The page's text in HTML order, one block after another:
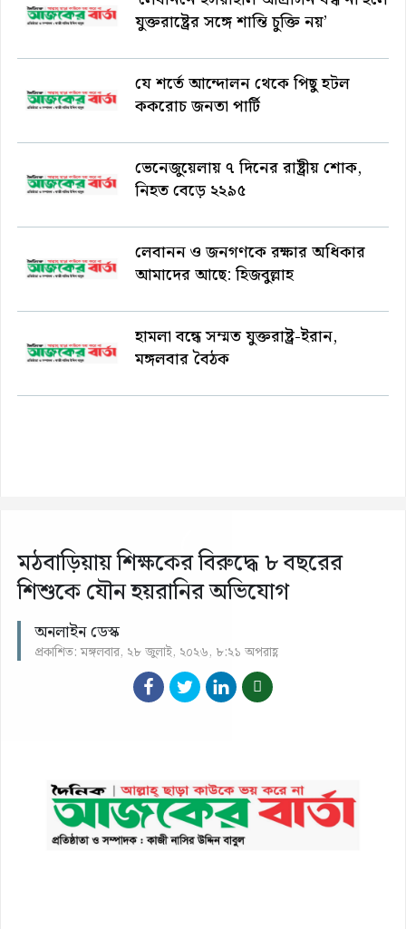
যুক্তরাষ্ট্রের সঙ্গে শান্তি চুক্তি নয়’
যে শর্তে আন্দোলন থেকে পিছু হটল
ককরোচ জনতা পার্টি
ভেনেজুয়েলায় ৭ দিনের রাষ্ট্রীয় শোক,
নিহত বেড়ে ২২৯৫
লেবানন ও জনগণকে রক্ষার অধিকার
আমাদের আছে: হিজবুল্লাহ
হামলা বন্ধে সম্মত যুক্তরাষ্ট্র-ইরান,
মঙ্গলবার বৈঠক
মঠবাড়িয়ায় শিক্ষকের বিরুদ্ধে ৮ বছরের
শিশুকে যৌন হয়রানির অভিযোগ
অনলাইন ডেস্ক
প্রকাশিত: মঙ্গলবার, ২৮ জুলাই, ২০২৬, ৮:২১ অপরাহ্ণ